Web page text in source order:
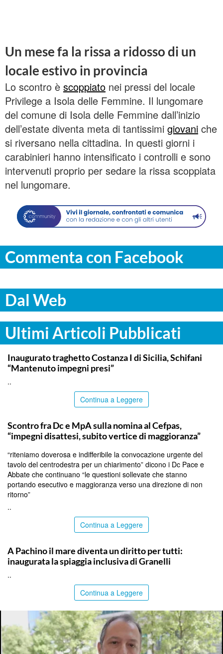
Un mese fa la rissa a ridosso di un
locale estivo in provincia
Lo scontro è scoppiato nei pressi del locale
Privilege a Isola delle Femmine. Il lungomare
del comune di Isola delle Femmine dall’inizio
dell’estate diventa meta di tantissimi giovani che
si riversano nella cittadina. In questi giorni i
carabinieri hanno intensificato i controlli e sono
intervenuti proprio per sedare la rissa scoppiata
nel lungomare.
Commenta con Facebook
Dal Web
Ultimi Articoli Pubblicati
ITALPRESS
Inaugurato traghetto Costanza I di Sicilia, Schifani
“Mantenuto impegni presi”
..
Continua a Leggere
Scontro fra Dc e MpA sulla nomina al Cefpas,
“impegni disattesi, subito vertice di maggioranza”
“riteniamo doverosa e indifferibile la convocazione urgente del
tavolo del centrodestra per un chiarimento” dicono i Dc Pace e
Abbate che continuano “le questioni sollevate che stanno
portando esecutivo e maggioranza verso una direzione di non
ritorno”
..
Continua a Leggere
A Pachino il mare diventa un diritto per tutti:
inaugurata la spiaggia inclusiva di Granelli
..
Continua a Leggere